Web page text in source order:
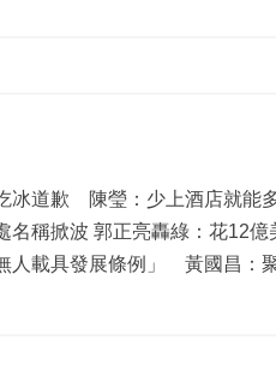
冰道歉 陳瑩：少上酒店就能
名稱掀波 郭正亮轟綠：花12億
人載具發展條例」 黃國昌：